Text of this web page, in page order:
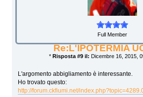
Full Member
Re:L'IPOTERMIA
* Risposta #9 il: Dicembre 16, 2015,
L'argomento abbigliamento è interessante.
Ho trovato questo:
http://forum.ckfiumi.net/